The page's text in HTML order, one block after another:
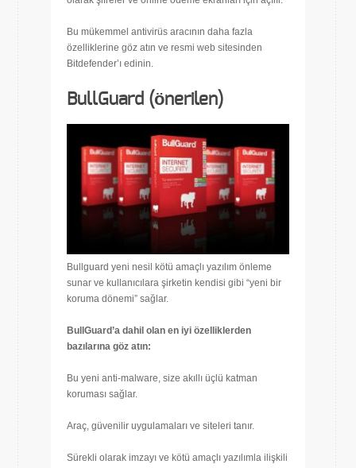
Bu mükemmel antivirüs aracının daha fazla
özelliklerine göz atın ve resmi web sitesinden
Bitdefender’ı edinin.
BullGuard (önerilen)
Bullguard yeni nesil kötü amaçlı yazılım önleme
sunar ve kullanıcılara şirketin kendisi gibi “yeni bir
koruma dönemi” sağlar.
BullGuard’a dahil olan en iyi özelliklerden
bazılarına göz atın:
Bu yeni anti-malware, size akıllı üçlü katman
koruması sağlar.
Araç, güvenilir uygulamaları ve siteleri tanır.
Sürekli olarak imzayı ve kötü amaçlı yazılımla ilişkili